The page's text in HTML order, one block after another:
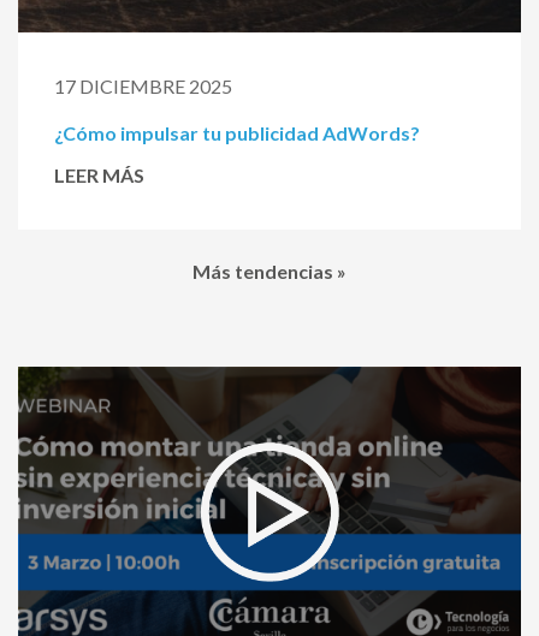
17 DICIEMBRE 2025
¿Cómo impulsar tu publicidad AdWords?
LEER MÁS
Más tendencias »